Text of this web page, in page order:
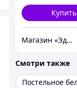
Купить
Магазин «Эдем»
Смотри также